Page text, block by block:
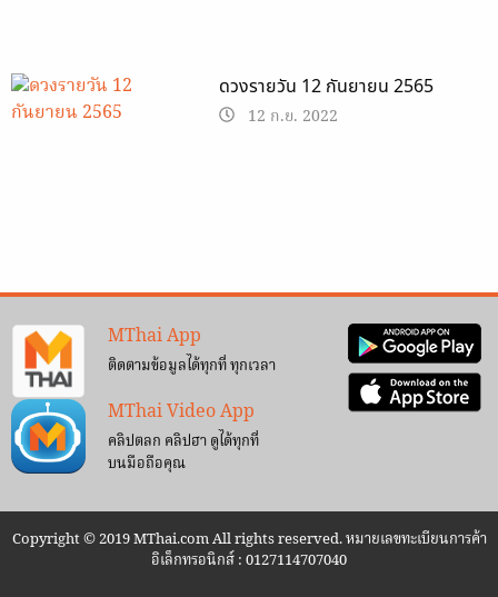
ดวงรายวัน 12 กันยายน 2565
12 ก.ย. 2022
MThai App
ติดตามข้อมูลได้ทุกที่ ทุกเวลา
MThai Video App
คลิปตลก คลิปฮา ดูได้ทุกที่
บนมือถือคุณ
Copyright © 2019 MThai.com All rights reserved. หมายเลขทะเบียนการค้า
อิเล็กทรอนิกส์ : 0127114707040